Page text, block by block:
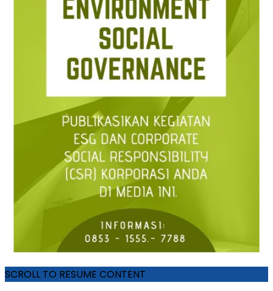
SCROLL TO RESUME CONTENT